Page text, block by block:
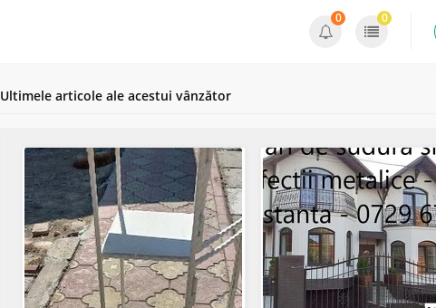
0 0
Ultimele articole ale acestui vânzător